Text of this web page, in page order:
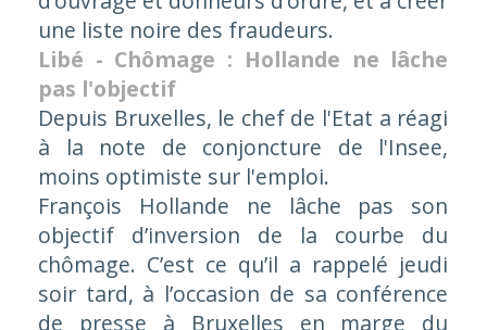
une liste noire des fraudeurs.
Libé - Chômage : Hollande ne lâche
pas l'objectif
Depuis Bruxelles, le chef de l'Etat a réagi
à la note de conjoncture de l'Insee,
moins optimiste sur l'emploi.
François Hollande ne lâche pas son
objectif d’inversion de la courbe du
chômage. C’est ce qu’il a rappelé jeudi
soir tard, à l’occasion de sa conférence
de presse à Bruxelles en marge du